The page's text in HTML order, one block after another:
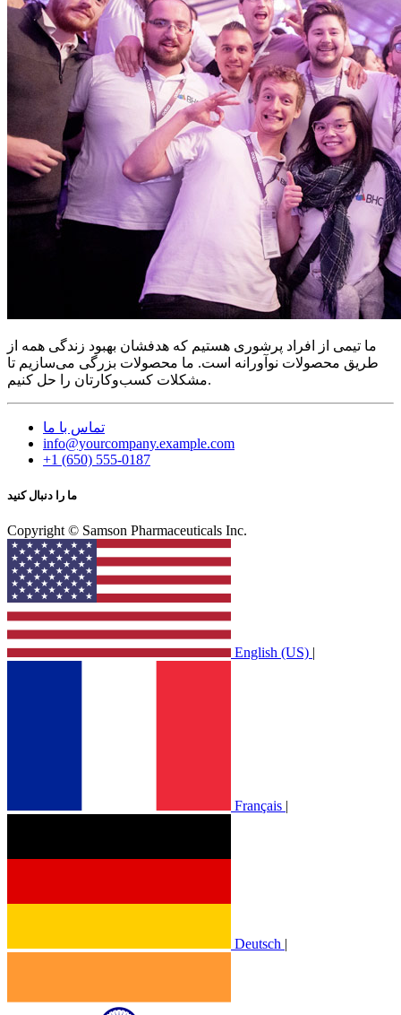
ما تیمی از افراد پرشوری هستیم که هدفشان بهبود زندگی همه از
طریق محصولات نوآورانه است. ما محصولات بزرگی می‌سازیم تا
مشکلات کسب‌وکارتان را حل کنیم.
تماس با ما
info@yourcompany.example.com
+1 (650) 555-0187
ما را دنبال کنید
Copyright © Samson Pharmaceuticals Inc.
English (US) |
Français |
Deutsch |